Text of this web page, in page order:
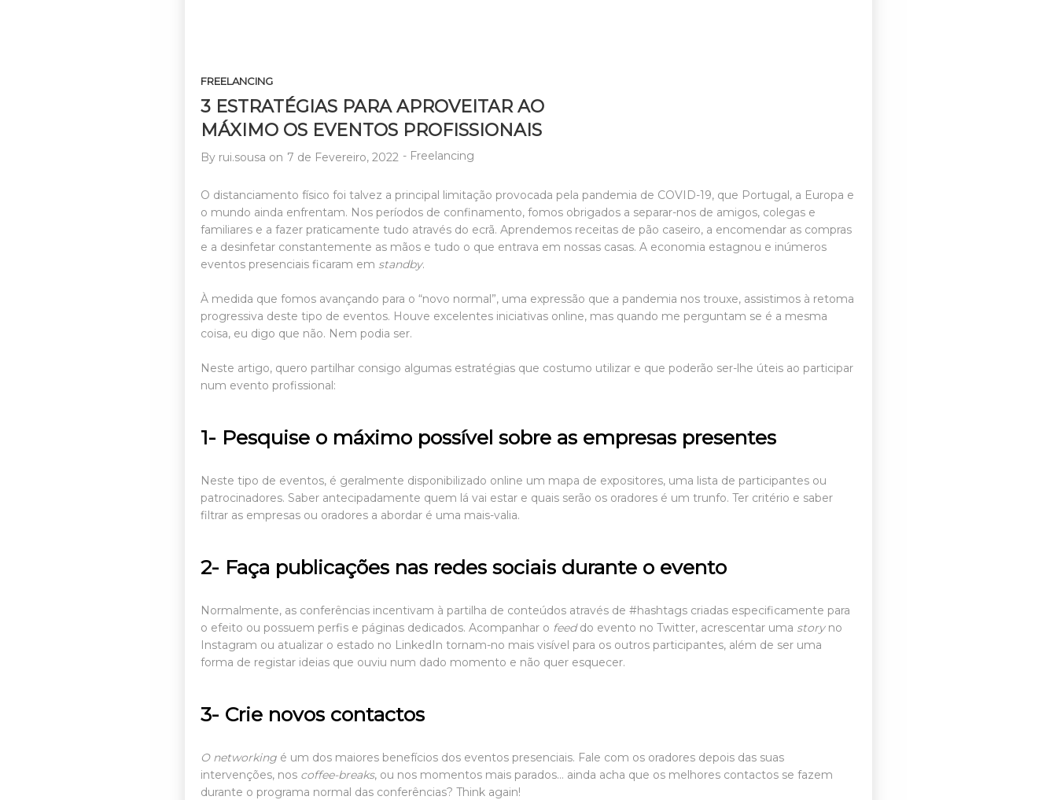
FREELANCING
3 ESTRATÉGIAS PARA APROVEITAR AO
MÁXIMO OS EVENTOS PROFISSIONAIS
By rui.sousa on 7 de Fevereiro, 2022 - Freelancing
O distanciamento físico foi talvez a principal limitação provocada pela pandemia de COVID-19, que Portugal, a Europa e
o mundo ainda enfrentam. Nos períodos de confinamento, fomos obrigados a separar-nos de amigos, colegas e
familiares e a fazer praticamente tudo através do ecrã. Aprendemos receitas de pão caseiro, a encomendar as compras
e a desinfetar constantemente as mãos e tudo o que entrava em nossas casas. A economia estagnou e inúmeros
eventos presenciais ficaram em standby.
À medida que fomos avançando para o “novo normal”, uma expressão que a pandemia nos trouxe, assistimos à retoma
progressiva deste tipo de eventos. Houve excelentes iniciativas online, mas quando me perguntam se é a mesma
coisa, eu digo que não. Nem podia ser.
Neste artigo, quero partilhar consigo algumas estratégias que costumo utilizar e que poderão ser-lhe úteis ao participar
num evento profissional:
1- Pesquise o máximo possível sobre as empresas presentes
Neste tipo de eventos, é geralmente disponibilizado online um mapa de expositores, uma lista de participantes ou
patrocinadores. Saber antecipadamente quem lá vai estar e quais serão os oradores é um trunfo. Ter critério e saber
filtrar as empresas ou oradores a abordar é uma mais-valia.
2- Faça publicações nas redes sociais durante o evento
Normalmente, as conferências incentivam à partilha de conteúdos através de #hashtags criadas especificamente para
o efeito ou possuem perfis e páginas dedicados. Acompanhar o feeddo evento no Twitter, acrescentar uma storyno
Instagram ou atualizar o estado no LinkedIn tornam-no mais visível para os outros participantes, além de ser uma
forma de registar ideias que ouviu num dado momento e não quer esquecer.
3- Crie novos contactos
O networking é um dos maiores benefícios dos eventos presenciais. Fale com os oradores depois das suas
intervenções, nos coffee-breaks, ou nos momentos mais parados… ainda acha que os melhores contactos se fazem
durante o programa normal das conferências? Think again!